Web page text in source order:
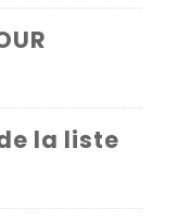
la liste